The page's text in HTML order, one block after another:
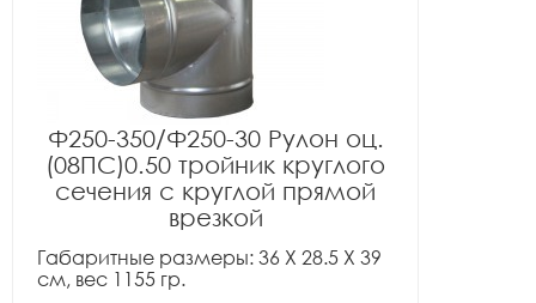
Ф250-350/Ф250-30 Рулон оц.
(08ПС)0.50 тройник круглого
сечения с круглой прямой
врезкой
Габаритные размеры: 36 X 28.5 X 39
см, вес 1155 гр.